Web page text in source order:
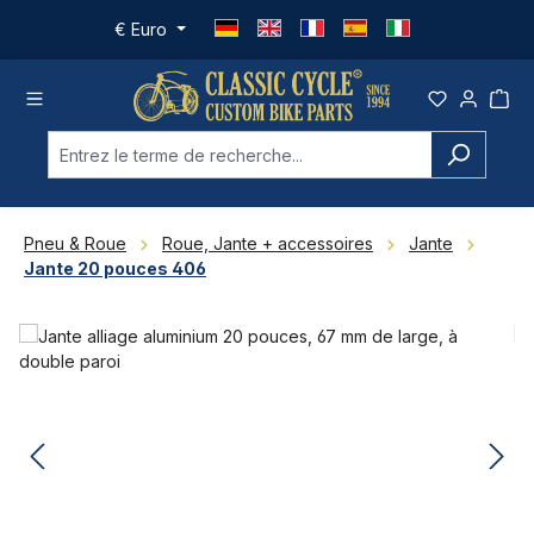
Passer au contenu principal
€ Euro
Pneu & Roue Roue, Jante + accessoires
Jante
Jante 20 pouces 406
Ignorer la galerie d'images